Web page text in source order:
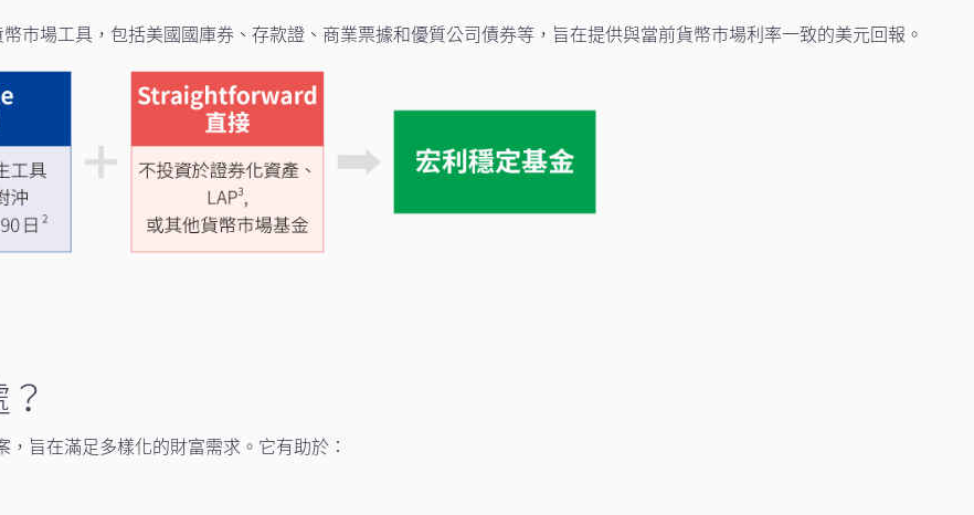
市場工具，包括美國國庫券、存款證、商業票據和優質公司債券等，旨在提供與當前貨幣市場利率一致的美元回報。
旨在滿足多樣化的財富需求。它有助於：